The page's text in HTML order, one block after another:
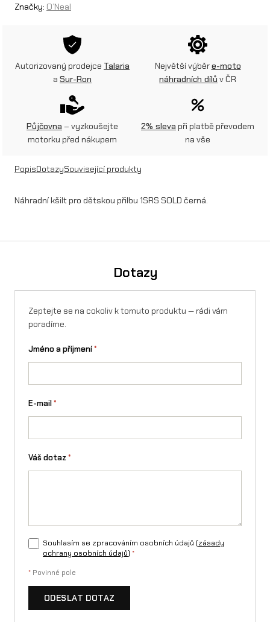
a
š
r
o
Značky: O’Neal
Autorizovaný prodejce Talaria
a Sur-Ron
Největší výběre-moto
náhradních dílů v ČR
Půjčovna – vyzkoušejte
motorku před nákupem
2% sleva při platbě převodem
na vše
PopisDotazySouvisející produkty
Náhradní kšilt pro dětskou přilbu 1SRS SOLD černá.
Dotazy
Zeptejte se na cokoliv k tomuto produktu — rádi vám
poradíme.
Jméno a příjmení*
E-mail*
Váš dotaz *
Souhlasím se zpracováním osobních údajů (zásady
ochrany osobních údajů) *
* Povinné pole
ODESLAT DOTAZ